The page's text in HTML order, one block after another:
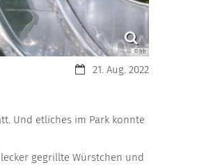
© hh
Datum:21. Aug. 2022
Und etliches im Park konnte
gegrillte Würstchen und